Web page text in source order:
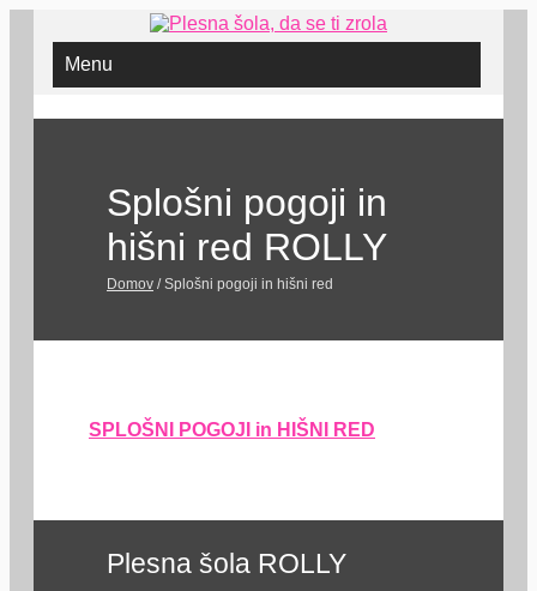
Menu
Splošni pogoji in
hišni red ROLLY
Domov /Splošni pogoji in hišni red
SPLOŠNI POGOJI in HIŠNI RED
Plesna šola ROLLY